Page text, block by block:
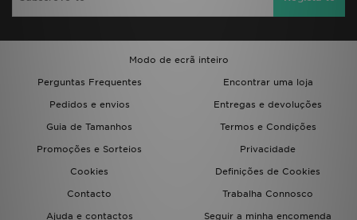
Modo de ecrã inteiro
Perguntas Frequentes
Encontrar uma loja
Pedidos e envios
Entregas e devoluções
Guia de Tamanhos
Termos e Condições
Promoções e Sorteios
Privacidade
Cookies
Definições de Cookies
Contacto
Trabalha Connosco
Ajuda e contactos
Seguir a minha encomenda